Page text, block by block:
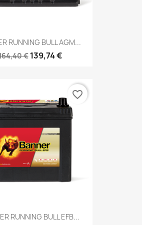
RUNNING BULL AGM...
€ 139,74 €
RUNNING BULL EFB...
favorite_border